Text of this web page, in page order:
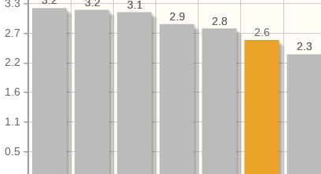
0.5
1.1
1.6
2.2
2.7
3.3
2.3
2.8
2.9
3.1
3.2
2.3
2.6
2.8
2.9
3.1
3.2